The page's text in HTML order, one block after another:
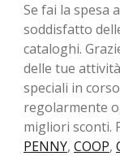
Se fai la spesa
soddisfatto
cataloghi.
delle tue
speciali in
regolarmente
migliori sconti.
PENNY, COOP,